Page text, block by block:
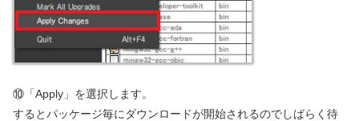
⑩「Apply」を選択します。
するとパッケージ毎にダウンロードが開始されるのでしばらく待